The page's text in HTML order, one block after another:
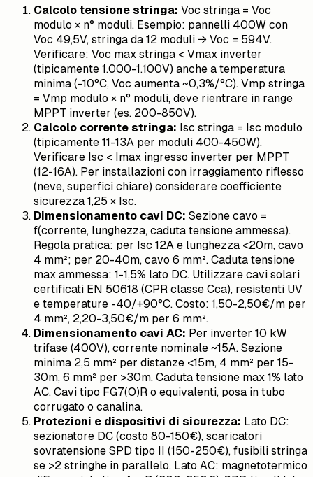
Calcolo tensione stringa: Voc stringa = Voc
modulo × n° moduli. Esempio: pannelli 400W con
Voc 49,5V, stringa da 12 moduli → Voc = 594V.
Verificare: Voc max stringa < Vmax inverter
(tipicamente 1.000-1.100V) anche a temperatura
minima (-10°C, Voc aumenta ~0,3%/°C). Vmp stringa
= Vmp modulo × n° moduli, deve rientrare in range
MPPT inverter (es. 200-850V).
Calcolo corrente stringa: Isc stringa = Isc modulo
(tipicamente 11-13A per moduli 400-450W).
Verificare Isc < Imax ingresso inverter per MPPT
(12-16A). Per installazioni con irraggiamento riflesso
(neve, superfici chiare) considerare coefficiente
sicurezza 1,25 × Isc.
Dimensionamento cavi DC: Sezione cavo =
f(corrente, lunghezza, caduta tensione ammessa).
Regola pratica: per Isc 12A e lunghezza <20m, cavo
4 mm²; per 20-40m, cavo 6 mm². Caduta tensione
max ammessa: 1-1,5% lato DC. Utilizzare cavi solari
certificati EN 50618 (CPR classe Cca), resistenti UV
e temperature -40/+90°C. Costo: 1,50-2,50€/m per
4 mm², 2,20-3,50€/m per 6 mm².
Dimensionamento cavi AC: Per inverter 10 kW
trifase (400V), corrente nominale ~15A. Sezione
minima 2,5 mm² per distanze <15m, 4 mm² per 15-
30m, 6 mm² per >30m. Caduta tensione max 1% lato
AC. Cavi tipo FG7(O)R o equivalenti, posa in tubo
corrugato o canalina.
Protezioni e dispositivi di sicurezza: Lato DC:
sezionatore DC (costo 80-150€), scaricatori
sovratensione SPD tipo II (150-250€), fusibili stringa
se >2 stringhe in parallelo. Lato AC: magnetotermico